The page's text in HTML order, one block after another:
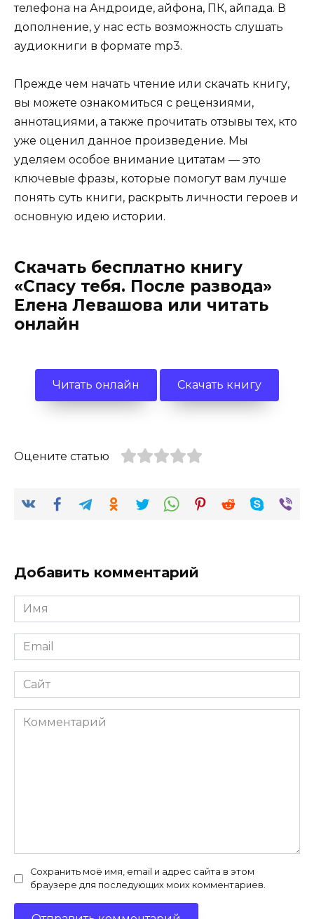
телефона на Андроиде, айфона, ПК, айпада. В
дополнение, у нас есть возможность слушать
аудиокниги в формате mp3.
Прежде чем начать чтение или скачать книгу,
вы можете ознакомиться с рецензиями,
аннотациями, а также прочитать отзывы тех, кто
уже оценил данное произведение. Мы
уделяем особое внимание цитатам — это
ключевые фразы, которые помогут вам лучше
понять суть книги, раскрыть личности героев и
основную идею истории.
Скачать бесплатно книгу
«Спасу тебя. После развода»
Елена Левашова или читать
онлайн
Читать онлайн Скачать книгу
Оцените статью
Добавить комментарий
Имя
*
Email
*
Сайт
Комментарий
Сохранить моё имя, email и адрес сайта в этом
браузере для последующих моих комментариев.